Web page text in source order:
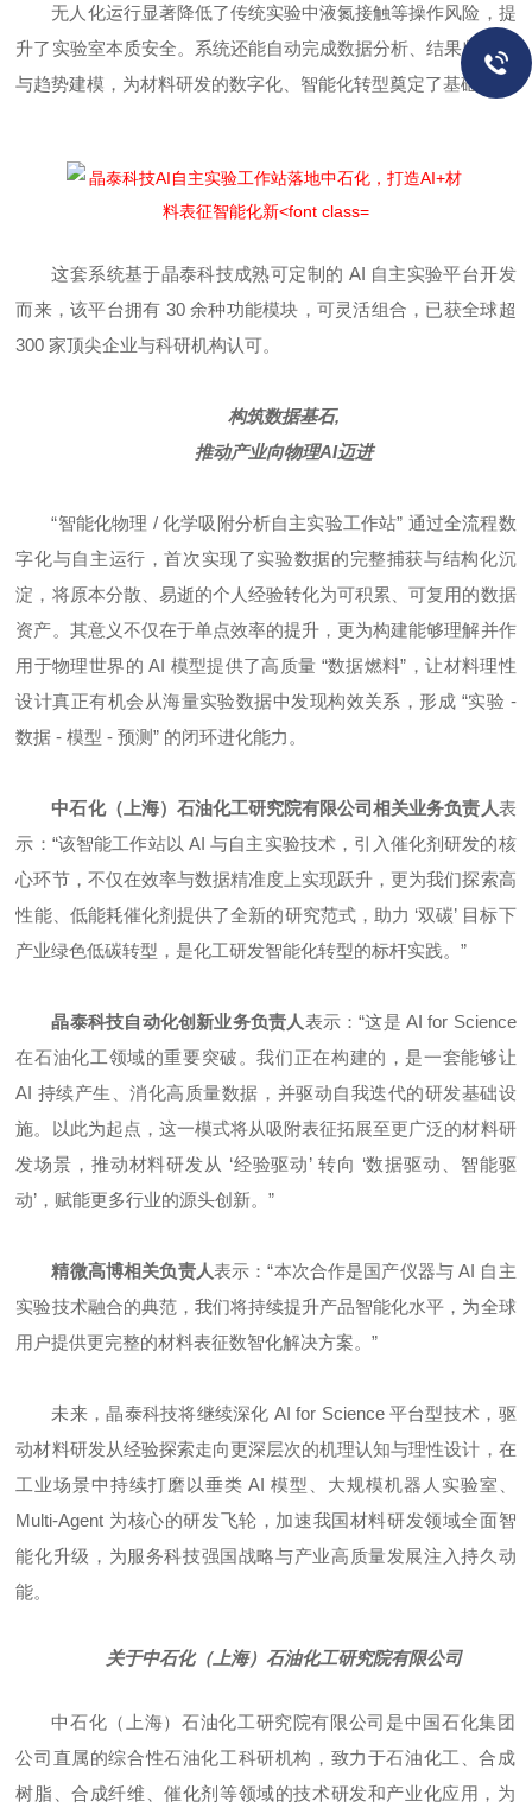
无人化运行显著降低了传统实验中液氮接触等操作风险，提
升了实验室本质安全。系统还能自动完成数据分析、结果归一化
与趋势建模，为材料研发的数字化、智能化转型奠定了基础。
这套系统基于晶泰科技成熟可定制的 AI 自主实验平台开发
而来，该平台拥有 30 余种功能模块，可灵活组合，已获全球超
300 家顶尖企业与科研机构认可。
构筑数据基石,
推动产业向物理AI迈进
“智能化物理 / 化学吸附分析自主实验工作站” 通过全流程数
字化与自主运行，首次实现了实验数据的完整捕获与结构化沉
淀，将原本分散、易逝的个人经验转化为可积累、可复用的数据
资产。其意义不仅在于单点效率的提升，更为构建能够理解并作
用于物理世界的 AI 模型提供了高质量 “数据燃料”，让材料理性
设计真正有机会从海量实验数据中发现构效关系，形成 “实验 -
数据 - 模型 - 预测” 的闭环进化能力。
中石化（上海）石油化工研究院有限公司相关业务负责人表
示：“该智能工作站以 AI 与自主实验技术，引入催化剂研发的核
心环节，不仅在效率与数据精准度上实现跃升，更为我们探索高
性能、低能耗催化剂提供了全新的研究范式，助力 ‘双碳’ 目标下
产业绿色低碳转型，是化工研发智能化转型的标杆实践。”
晶泰科技自动化创新业务负责人表示：“这是 AI for Science
在石油化工领域的重要突破。我们正在构建的，是一套能够让
AI 持续产生、消化高质量数据，并驱动自我迭代的研发基础设
施。以此为起点，这一模式将从吸附表征拓展至更广泛的材料研
发场景，推动材料研发从 ‘经验驱动’ 转向 ‘数据驱动、智能驱
动’，赋能更多行业的源头创新。”
精微高博相关负责人表示：“本次合作是国产仪器与 AI 自主
实验技术融合的典范，我们将持续提升产品智能化水平，为全球
用户提供更完整的材料表征数智化解决方案。”
未来，晶泰科技将继续深化 AI for Science 平台型技术，驱
动材料研发从经验探索走向更深层次的机理认知与理性设计，在
工业场景中持续打磨以垂类 AI 模型、大规模机器人实验室、
Multi-Agent 为核心的研发飞轮，加速我国材料研发领域全面智
能化升级，为服务科技强国战略与产业高质量发展注入持久动
能。
关于中石化（上海）石油化工研究院有限公司
中石化（上海）石油化工研究院有限公司是中国石化集团
公司直属的综合性石油化工科研机构，致力于石油化工、合成
树脂、合成纤维、催化剂等领域的技术研发和产业化应用，为